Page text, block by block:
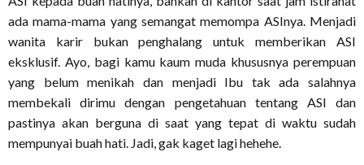
ada mama-mama yang semangat memompa ASInya. Menjadi
wanita karir bukan penghalang untuk memberikan ASI
eksklusif. Ayo, bagi kamu kaum muda khususnya perempuan
yang belum menikah dan menjadi Ibu tak ada salahnya
membekali dirimu dengan pengetahuan tentang ASI dan
pastinya akan berguna di saat yang tepat di waktu sudah
mempunyai buah hati. Jadi, gak kaget lagi hehehe.